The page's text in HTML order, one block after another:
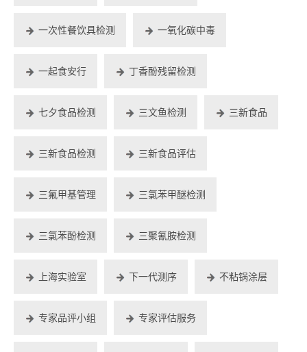
一次性餐饮具检测 一氧化碳中毒
一起食安行 丁香酚残留检测
七夕食品检测 三文鱼检测 三新食品
三新食品检测 三新食品评估
三氟甲基管理 三氯苯甲醚检测
三氯苯酚检测 三聚氰胺检测
上海实验室 下一代测序 不粘锅涂层
专家品评小组 专家评估服务